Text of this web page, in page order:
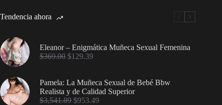
Tendencia ahora
Eleanor – Enigmática Muñeca Sexual Femenina
$369.00 $129.39
Pamela: La Muñeca Sexual de Bebé Bbw
Realista y de Calidad Superior
$3,541.89 $953.49